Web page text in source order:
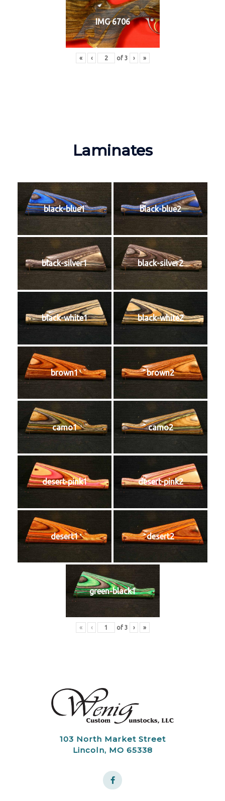
IMG 6706
« ‹ of 3 › »
Laminates
black-blue1 black-blue2
black-silver1 black-silver2
black-white1 black-white2
brown1 brown2
camo1 camo2
desert-pink1 desert-pink2
desert1 desert2
green-black1
« ‹ of 3 › »
103 North Market Street
Lincoln, MO 65338